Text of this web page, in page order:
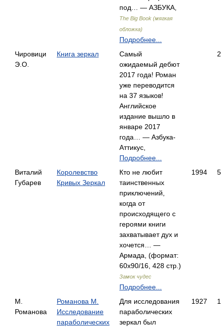
под… — АЗБУКА,
The Big Book (мягкая
обложка)
Подробнее...
Чировици
Э.О.
Книга зеркал
Самый
ожидаемый дебют
2017 года! Роман
уже переводится
на 37 языков!
Английское
издание вышло в
январе 2017
года… — Азбука-
Аттикус,
Подробнее...
Виталий
Губарев
Королевство
Кривых Зеркал
Кто не любит
таинственных
приключений,
когда от
происходящего с
героями книги
захватывает дух и
хочется… —
Армада, (формат:
60x90/16, 428 стр.)
Замок чудес
Подробнее...
1994
М.
Романова
Романова М.
Исследование
параболических
Для исследования
параболических
зеркал был
1927